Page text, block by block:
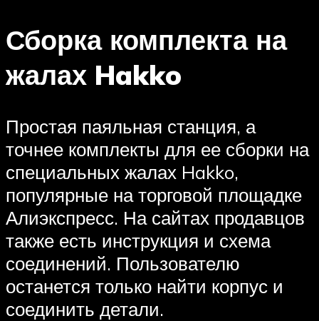
Сборка комплекта на
жалах Hakko
Простая паяльная станция, а
точнее комплекты для ее сборки на
специальных жалах Hakko,
популярные на торговой площадке
Алиэкспресс. На сайтах продавцов
также есть инструкция и схема
соединений. Пользователю
останется только найти корпус и
соединить детали.